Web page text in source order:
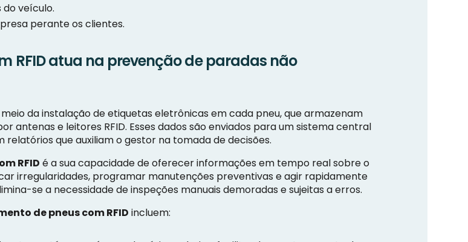
veículo.
perante os clientes.
RFID atua na prevenção de paradas não
da instalação de etiquetas eletrônicas em cada pneu, que armazenam
antenas e leitores RFID. Esses dados são enviados para um sistema central
que auxiliam o gestor na tomada de decisões.
RFID é a sua capacidade de oferecer informações em tempo real sobre o
irregularidades, programar manutenções preventivas e agir rapidamente
se a necessidade de inspeções manuais demoradas e sujeitas a erros.
de pneus com RFID incluem: